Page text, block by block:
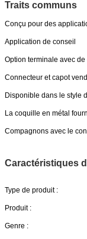
Traits communs
Conçu pour des
Application de conseil
Option terminale avec
Connecteur et capot
Disponible dans le style
La coquille en métal
Compagnons avec le
Caractéristiques
Type de produit :
Produit :
Genre :